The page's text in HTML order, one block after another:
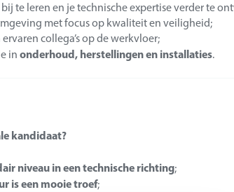
te leren en je technische expertise verder te
met focus op kwaliteit en veiligheid;
collega’s op de werkvloer;
in onderhoud, herstellingen en installaties.
kandidaat?
niveau in een technische richting;
is een mooie troef;